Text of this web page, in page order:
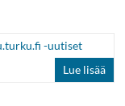
-uutiset
Lue lisää